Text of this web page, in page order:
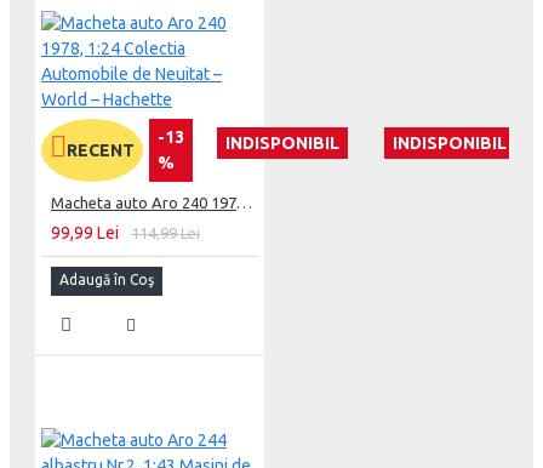
RECENT
-13
%
INDISPONIBIL INDISPONIBIL
99,99 Lei 114,99 Lei
Adaugă în Coş